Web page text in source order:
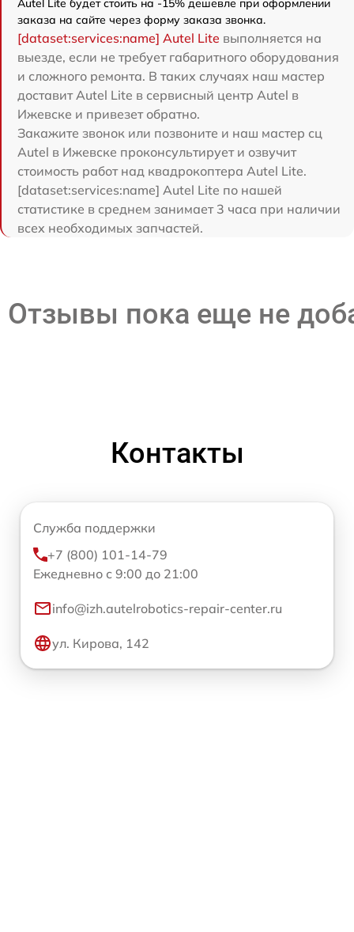
Autel Lite будет стоить на -15% дешевле при оформлении
заказа на сайте через форму заказа звонка.
[dataset:services:name] Autel Lite выполняется на
выезде, если не требует габаритного оборудования
и сложного ремонта. В таких случаях наш мастер
доставит Autel Lite в сервисный центр Autel в
Ижевске и привезет обратно.
Закажите звонок или позвоните и наш мастер сц
Autel в Ижевске проконсультирует и озвучит
стоимость работ над квадрокоптера Autel Lite.
[dataset:services:name] Autel Lite по нашей
статистике в среднем занимает 3 часа при наличии
всех необходимых запчастей.
Отзывы пока еще не
Контакты
Служба поддержки
+7 (800) 101-14-79
Ежедневно с 9:00 до 21:00
info@izh.autelrobotics-repair-center.ru
ул. Кирова, 142